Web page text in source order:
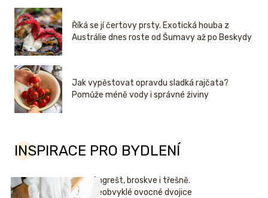
Říká se jí čertovy prsty. Exotická houba z
Austrálie dnes roste od Šumavy až po Beskydy
Jak vypěstovat opravdu sladká rajčata?
Pomůže méně vody i správné živiny
INSPIRACE PRO BYDLENÍ
Angrešt, broskve i třešně.
Neobvyklé ovocné dvojice